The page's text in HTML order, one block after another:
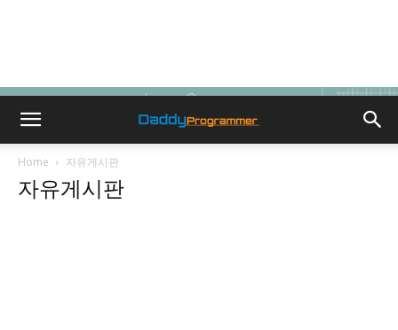
Home 자유게시판
자유게시판